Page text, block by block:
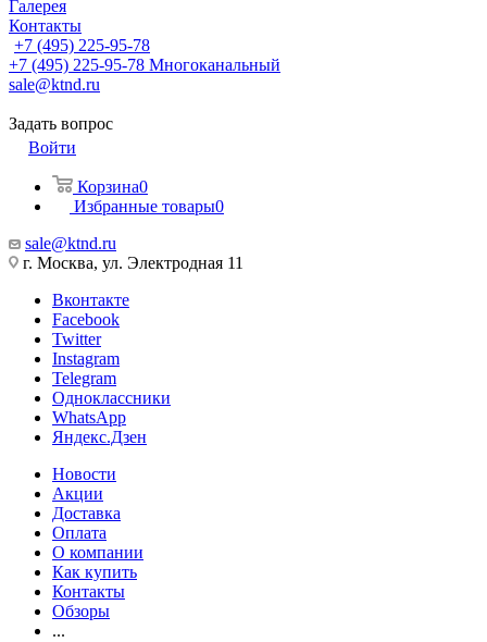
Галерея
Контакты
+7 (495) 225-95-78
+7 (495) 225-95-78 Многоканальный
sale@ktnd.ru
Задать вопрос
Войти
Корзина0
Избранные товары0
sale@ktnd.ru
г. Москва, ул. Электродная 11
Вконтакте
Facebook
Twitter
Instagram
Telegram
Одноклассники
WhatsApp
Яндекс.Дзен
Новости
Акции
Доставка
Оплата
О компании
Как купить
Контакты
Обзоры
...